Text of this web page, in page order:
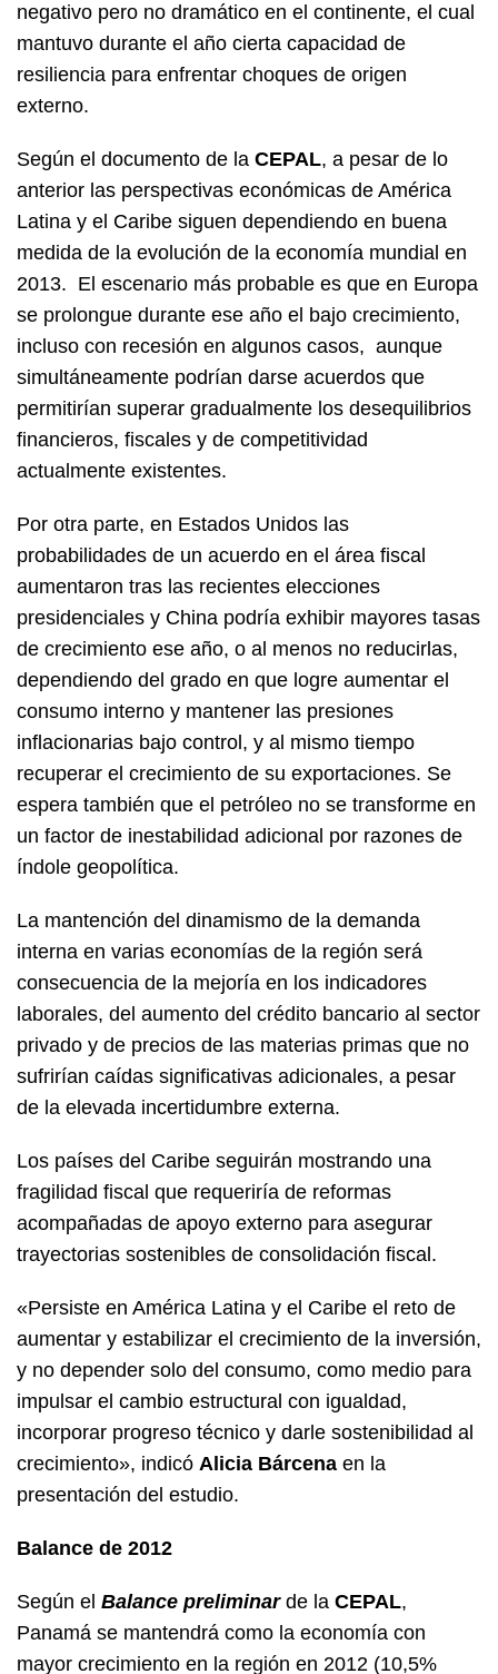
negativo pero no dramático en el continente, el cual
mantuvo durante el año cierta capacidad de
resiliencia para enfrentar choques de origen
externo.
Según el documento de la CEPAL, a pesar de lo
anterior las perspectivas económicas de América
Latina y el Caribe siguen dependiendo en buena
medida de la evolución de la economía mundial en
2013. El escenario más probable es que en Europa
se prolongue durante ese año el bajo crecimiento,
incluso con recesión en algunos casos, aunque
simultáneamente podrían darse acuerdos que
permitirían superar gradualmente los desequilibrios
financieros, fiscales y de competitividad
actualmente existentes.
Por otra parte, en Estados Unidos las
probabilidades de un acuerdo en el área fiscal
aumentaron tras las recientes elecciones
presidenciales y China podría exhibir mayores tasas
de crecimiento ese año, o al menos no reducirlas,
dependiendo del grado en que logre aumentar el
consumo interno y mantener las presiones
inflacionarias bajo control, y al mismo tiempo
recuperar el crecimiento de su exportaciones. Se
espera también que el petróleo no se transforme en
un factor de inestabilidad adicional por razones de
índole geopolítica.
La mantención del dinamismo de la demanda
interna en varias economías de la región será
consecuencia de la mejoría en los indicadores
laborales, del aumento del crédito bancario al sector
privado y de precios de las materias primas que no
sufrirían caídas significativas adicionales, a pesar
de la elevada incertidumbre externa.
Los países del Caribe seguirán mostrando una
fragilidad fiscal que requeriría de reformas
acompañadas de apoyo externo para asegurar
trayectorias sostenibles de consolidación fiscal.
«Persiste en América Latina y el Caribe el reto de
aumentar y estabilizar el crecimiento de la inversión,
y no depender solo del consumo, como medio para
impulsar el cambio estructural con igualdad,
incorporar progreso técnico y darle sostenibilidad al
crecimiento», indicó Alicia Bárcena en la
presentación del estudio.
Balance de 2012
Según el Balance preliminarde la CEPAL,
Panamá se mantendrá como la economía con
mayor crecimiento en la región en 2012 (10,5%